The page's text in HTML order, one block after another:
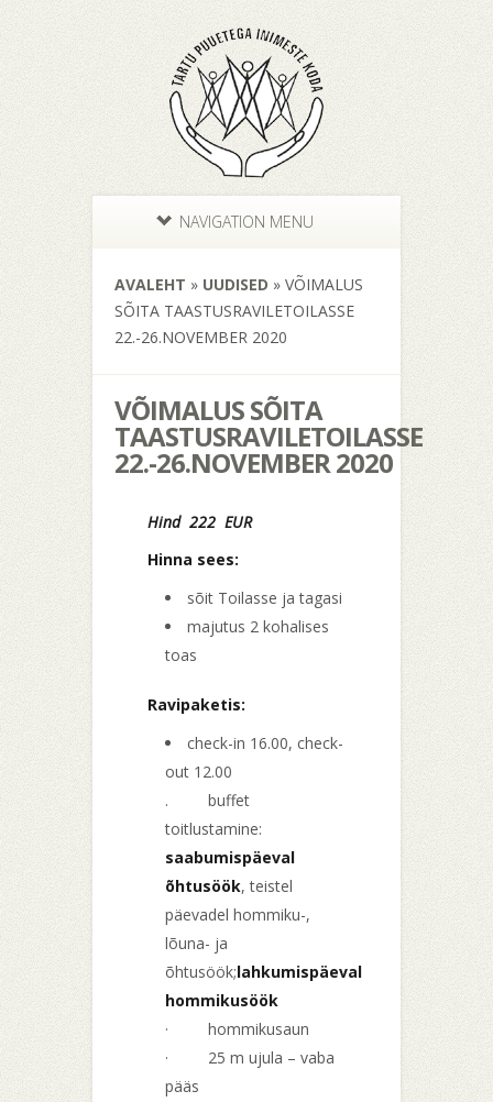
NAVIGATION MENU
AVALEHT » UUDISED » VÕIMALUS
SÕITA TAASTUSRAVILETOILASSE
22.-26.NOVEMBER 2020
VÕIMALUS SÕITA
TAASTUSRAVILETOILASSE
22.-26.NOVEMBER 2020
Hind 222 EUR
Hinna sees:
sõit Toilasse ja tagasi
majutus 2 kohalises
toas
Ravipaketis:
check-in 16.00, check-
out 12.00
. buffet
toitlustamine:
saabumispäeval
õhtusöök, teistel
päevadel hommiku-,
lõuna- ja
õhtusöök;lahkumispäeval
hommikusöök
· hommikusaun
· 25 m ujula – vaba
pääs